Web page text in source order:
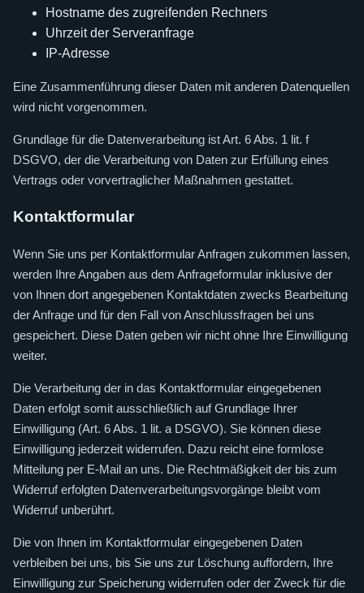
Hostname des zugreifenden Rechners
Uhrzeit der Serveranfrage
IP-Adresse
Eine Zusammenführung dieser Daten mit anderen Datenquellen
wird nicht vorgenommen.
Grundlage für die Datenverarbeitung ist Art. 6 Abs. 1 lit. f
DSGVO, der die Verarbeitung von Daten zur Erfüllung eines
Vertrags oder vorvertraglicher Maßnahmen gestattet.
Kontaktformular
Wenn Sie uns per Kontaktformular Anfragen zukommen lassen,
werden Ihre Angaben aus dem Anfrageformular inklusive der
von Ihnen dort angegebenen Kontaktdaten zwecks Bearbeitung
der Anfrage und für den Fall von Anschlussfragen bei uns
gespeichert. Diese Daten geben wir nicht ohne Ihre Einwilligung
weiter.
Die Verarbeitung der in das Kontaktformular eingegebenen
Daten erfolgt somit ausschließlich auf Grundlage Ihrer
Einwilligung (Art. 6 Abs. 1 lit. a DSGVO). Sie können diese
Einwilligung jederzeit widerrufen. Dazu reicht eine formlose
Mitteilung per E-Mail an uns. Die Rechtmäßigkeit der bis zum
Widerruf erfolgten Datenverarbeitungsvorgänge bleibt vom
Widerruf unberührt.
Die von Ihnen im Kontaktformular eingegebenen Daten
verbleiben bei uns, bis Sie uns zur Löschung auffordern, Ihre
Einwilligung zur Speicherung widerrufen oder der Zweck für die